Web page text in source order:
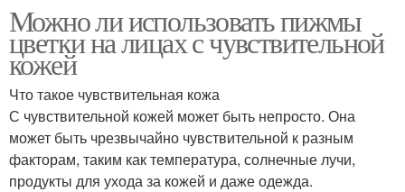
Можно ли использовать пижмы
цветки на лицах с чувствительной
кожей
Что такое чувствительная кожа
С чувствительной кожей может быть непросто. Она
может быть чрезвычайно чувствительной к разным
факторам, таким как температура, солнечные лучи,
продукты для ухода за кожей и даже одежда.